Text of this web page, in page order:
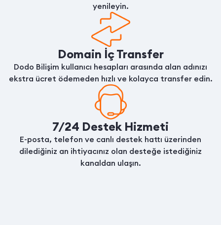
yenileyin.
Domain İç Transfer
Dodo Bilişim kullanıcı hesapları arasında alan adınızı
ekstra ücret ödemeden hızlı ve kolayca transfer edin.
7/24 Destek Hizmeti
E-posta, telefon ve canlı destek hattı üzerinden
dilediğiniz an ihtiyacınız olan desteğe istediğiniz
kanaldan ulaşın.